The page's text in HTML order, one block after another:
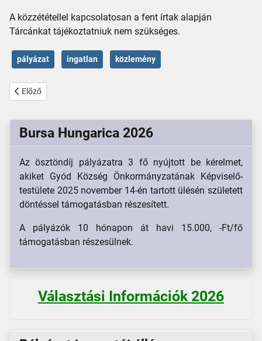
A közzététellel kapcsolatosan a fent írtak alapján
Tárcánkat tájékoztatniuk nem szükséges.
pályázat ingatlan közlemény
Előző cikk: Bursa Hungarica 2026 pályázat
Előző
Bursa Hungarica 2026
Az ösztöndíj pályázatra 3 fő nyújtott be kérelmet,
akiket Gyód Község Önkormányzatának Képviselő-
testülete 2025 november 14-én tartott ülésén született
döntéssel támogatásban részesített.
A pályázók 10 hónapon át havi 15.000, -Ft/fő
támogatásban részesülnek.
Választási Információk 2026